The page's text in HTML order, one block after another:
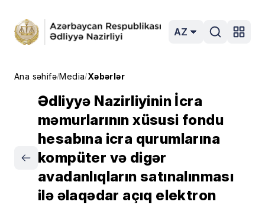
AZ
Ana səhifə/Media/Xəbərlər
Ədliyyə Nazirliyinin İcra
məmurlarının xüsusi fondu
hesabına icra qurumlarına
kompüter və digər
avadanlıqların satınalınması
ilə əlaqədar açıq elektron